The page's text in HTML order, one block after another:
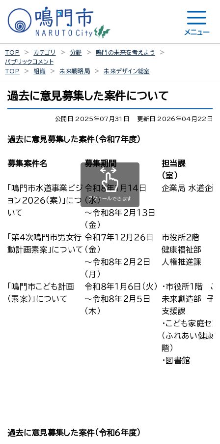
メニュー
TOP カテゴリ 分野
鳴門の未来を考えよう
パブリックコメント
TOP
組織 未来戦略局 未来デザイン総室
過去に意見募集した案件について
公開日 2025年07月31日 更新日 2026年04月22日
過去に意見募集した案件（令和７年度）
募集案件名 募集期間
担当課
（室）
「鳴門市水道事業ビジ
ョン２０２６（案）」につ
いて
令和８年１月１４日
（水）
～令和８年２月１３日
（金）
企業局 水道企
「第４次鳴門市男女行
動計画素案」について
令和７年１２月２６日
（金）
～令和８年２月２日
（月）
市役所２階
健康福祉部
人権推進課
「鳴門市こども計画
（素案）」について
令和８年１月６日（火）
～令和８年２月５日
（木）
・市役所１階 こ
未来創造部 子
支援課
・こども家庭セ
（ふれあい健康
階）
・図書館
スクロールできます
過去に意見募集した案件（令和６年度）